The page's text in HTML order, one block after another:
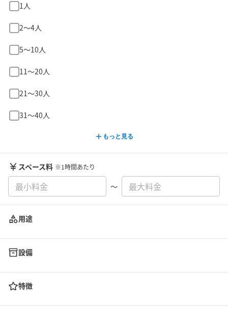
1人
2〜4人
5〜10人
11〜20人
21〜30人
31〜40人
もっと見る
スペース料 ※1時間あたり
〜
用途
設備
特徴